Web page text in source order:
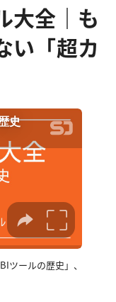
大全｜も
い「超カ
ールの歴史」、